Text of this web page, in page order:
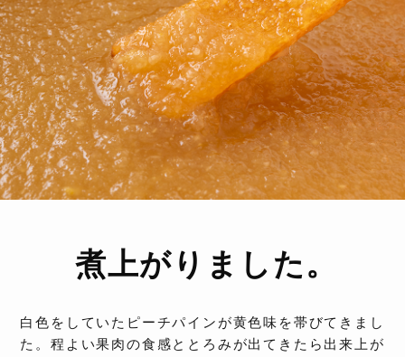
煮上がりました。
白色をしていたピーチパインが黄色味を帯びてきまし
た。程よい果肉の食感ととろみが出てきたら出来上が